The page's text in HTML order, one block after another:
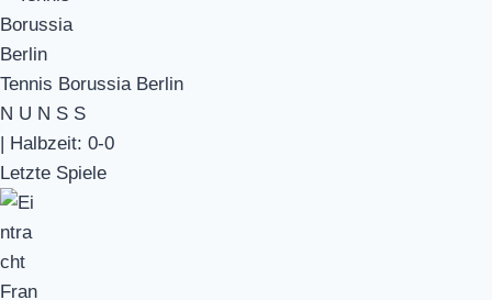
Tennis Borussia Berlin
N U N S S
| Halbzeit: 0-0
Letzte Spiele